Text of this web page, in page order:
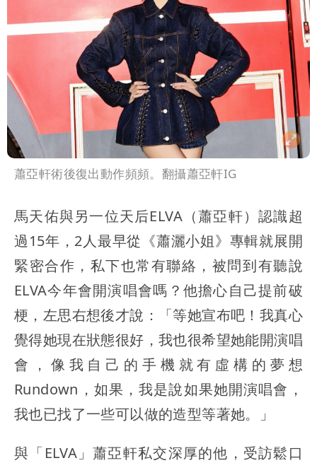
蕭亞軒術後復出動作頻頻。翻攝蕭亞軒IG
馬天佑與另一位天后ELVA（蕭亞軒）認識超
過15年，2人最早從《蕭灑小姐》專輯就展開
緊密合作，私下也常有聯絡，被問到有聽說
ELVA今年會開演唱會嗎？他擔心自己提前破
梗，左思右想後才說：「等她宣布吧！我真心
覺得她現在狀態很好，我也很希望她能開演唱
會，像我自己的手機就有虛構的夢想
Rundown，如果，我是說如果她開演唱會，
我也已找了一些可以做的造型等著她。」
與「ELVA」蕭亞軒私交深厚的他，受訪鬆口